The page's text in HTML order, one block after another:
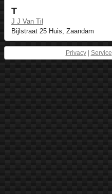
T
J J Van Til
Bijlstraat 25 Huis, Zaandam
Privacy| Service